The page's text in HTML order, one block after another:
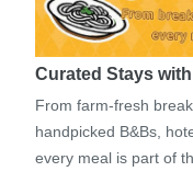
Curated Stays
From farm-fresh
handpicked B&Bs,
every meal is part of